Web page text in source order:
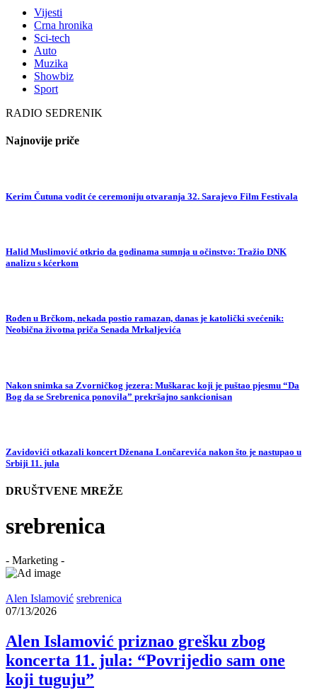
Vijesti
Crna hronika
Sci-tech
Auto
Muzika
Showbiz
Sport
RADIO SEDRENIK
Najnovije priče
Kerim Čutuna vodit će ceremoniju otvaranja 32. Sarajevo Film Festivala
Halid Muslimović otkrio da godinama sumnja u očinstvo: Tražio DNK
analizu s kćerkom
Rođen u Brčkom, nekada postio ramazan, danas je katolički svećenik:
Neobična životna priča Senada Mrkaljevića
Nakon snimka sa Zvorničkog jezera: Muškarac koji je puštao pjesmu “Da
Bog da se Srebrenica ponovila” prekršajno sankcionisan
Zavidovići otkazali koncert Dženana Lončarevića nakon što je nastupao u
Srbiji 11. jula
DRUŠTVENE MREŽE
srebrenica
- Marketing -
Alen Islamović srebrenica
07/13/2026
Alen Islamović priznao grešku zbog
koncerta 11. jula: “Povrijedio sam one
koji tuguju”